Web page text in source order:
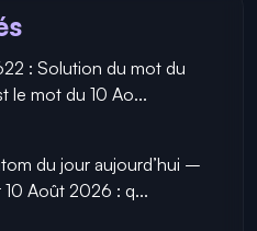
: Solution du mot du
le mot du 10 Ao...
du jour aujourd’hui –
Août 2026 : q...